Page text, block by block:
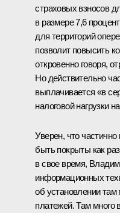
страховых взносов
в размере 7,6
для территорий
позволит повысить
откровенно говоря,
Но действительно
выплачивается «в
налоговой нагрузки
Уверен, что
быть покрыты как
в свое время,
информационных
об установлении
платежей. Там много